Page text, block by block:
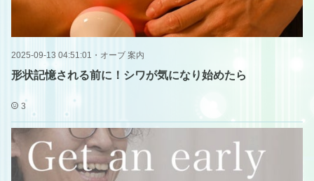
2025-09-13 04:51:01 ・ オーブ 案内
形状記憶される前に！シワが気になり始めたら
3